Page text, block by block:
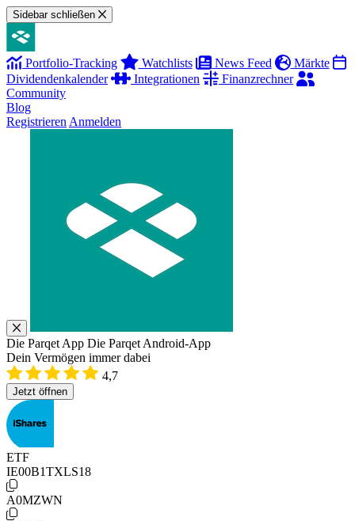
Sidebar schließen
Portfolio-Tracking Watchlists News Feed
Märkte
Dividendenkalender
Integrationen
Finanzrechner
Community
Blog
Registrieren Anmelden
Die Parqet App Die Parqet Android-App
Dein Vermögen immer dabei
4,7
Jetzt öffnen
ETF
IE00B1TXLS18
A0MZWN